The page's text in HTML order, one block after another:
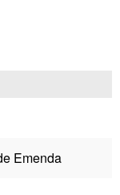
Emenda